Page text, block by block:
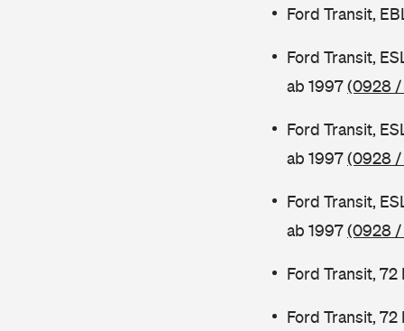
Ford Transit,
Ford Transit,
ab 1997(0928 /
Ford Transit,
ab 1997(0928 /
Ford Transit,
ab 1997(0928 /
Ford Transit,
Ford Transit,